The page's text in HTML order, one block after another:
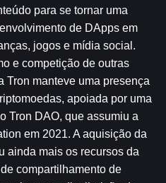
para se tornar uma
de DApps em
jogos e mídia social.
e competição de outras
Tron manteve uma presença
apoiada por uma
Tron DAO, que assumiu a
em 2021. A aquisição da
ainda mais os recursos da
compartilhamento de